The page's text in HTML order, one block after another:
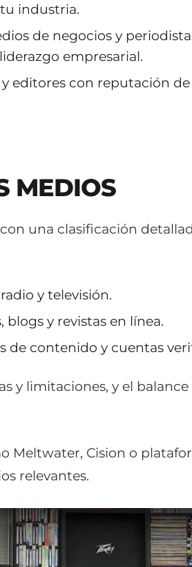
industria.
de negocios y
empresarial.
editores con reputación
MEDIOS
una clasificación
y televisión.
blogs y revistas en línea.
de contenido y cuentas
y limitaciones, y el
Meltwater, Cision o
relevantes.